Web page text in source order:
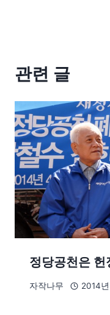
관련 글
정당공천은
자작나무 2014